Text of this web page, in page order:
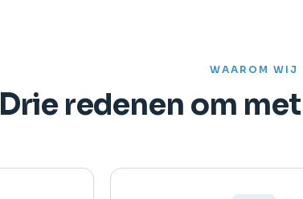
WAAROM WIJ
Drie redenen om